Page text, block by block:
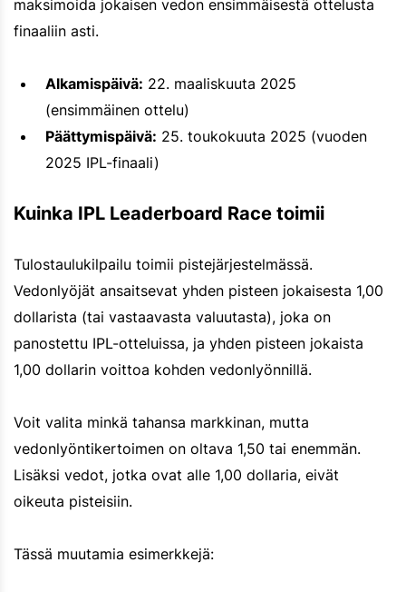
maksimoida jokaisen vedon ensimmäisestä ottelusta
finaaliin asti.
Alkamispäivä: 22. maaliskuuta 2025
(ensimmäinen ottelu)
Päättymispäivä: 25. toukokuuta 2025 (vuoden
2025 IPL-finaali)
Kuinka IPL Leaderboard Race toimii
Tulostaulukilpailu toimii pistejärjestelmässä.
Vedonlyöjät ansaitsevat yhden pisteen jokaisesta 1,00
dollarista (tai vastaavasta valuutasta), joka on
panostettu IPL-otteluissa, ja yhden pisteen jokaista
1,00 dollarin voittoa kohden vedonlyönnillä.
Voit valita minkä tahansa markkinan, mutta
vedonlyöntikertoimen on oltava 1,50 tai enemmän.
Lisäksi vedot, jotka ovat alle 1,00 dollaria, eivät
oikeuta pisteisiin.
Tässä muutamia esimerkkejä: